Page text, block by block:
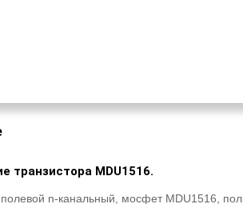
транзистора MDU1516.
полевой n-канальный, мосфет MDU1516,